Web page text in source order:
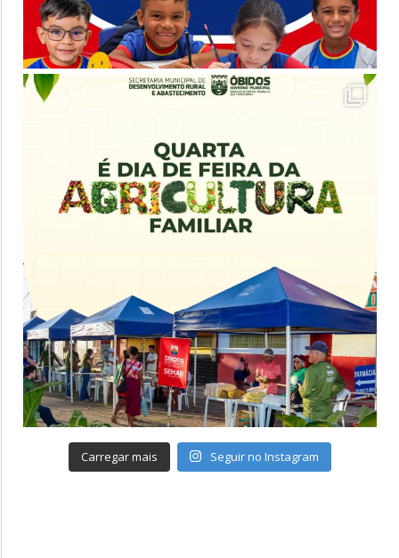
Carregar mais Seguir no Instagram